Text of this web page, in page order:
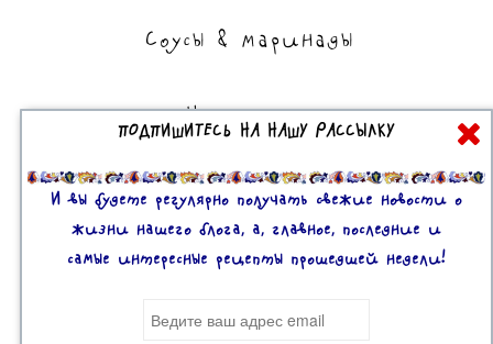
Соусы & маринады
На сладкое
Торты, пирожные, выпечка
Десерты
ПОДПИШИТЕСЬ НА НАШУ РАССЫЛКУ
И вы будете регулярно получать свежие новости о
жизни нашего блога, а, главное, последние и
самые интересные рецепты прошедшей недели!